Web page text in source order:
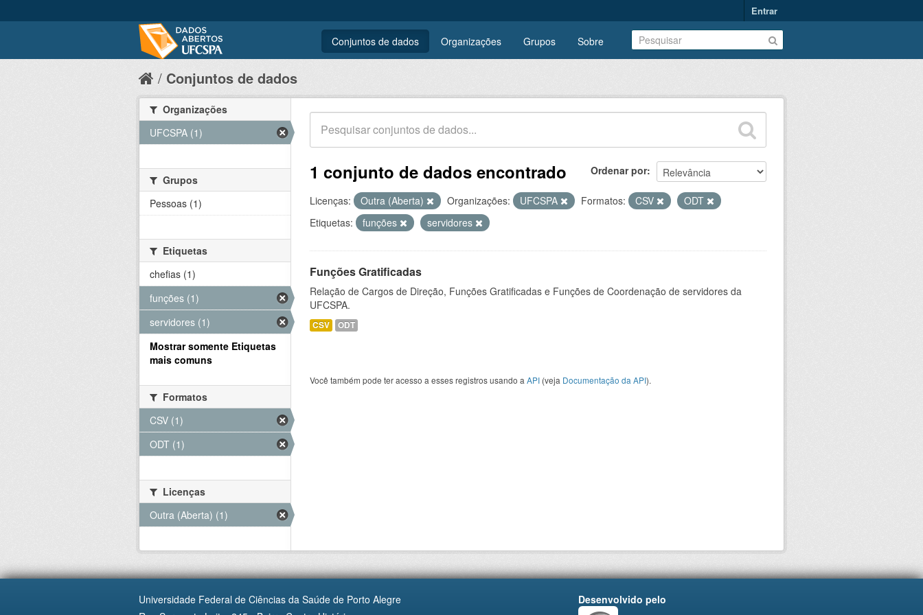
Entrar
Conjuntos de dados Organizações Grupos Sobre
Conjuntos de dados
Ordenar por
1 conjunto de dados encontrado
Licenças: Outra (Aberta) Organizações: UFCSPA Formatos: CSV
ODT
Etiquetas:
funções servidores
Funções Gratificadas
Relação de Cargos de Direção, Funções Gratificadas e Funções de Coordenação de servidores da
UFCSPA.
CSV ODT
Você também pode ter acesso a esses registros usando a API (veja Documentação da API).
Organizações
UFCSPA (1)
Grupos
Pessoas (1)
Etiquetas
chefias (1)
funções (1)
servidores (1)
Mostrar somente Etiquetas
mais comuns
Formatos
CSV (1)
ODT (1)
Licenças
Outra (Aberta) (1)
Universidade Federal de Ciências da Saúde de Porto Alegre
Desenvolvido pelo